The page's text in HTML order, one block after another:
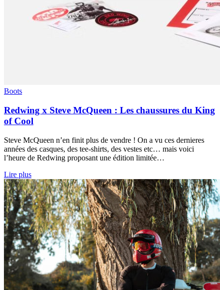
Boots
Redwing x Steve McQueen : Les chaussures du King
of Cool
Steve McQueen n’en finit plus de vendre ! On a vu ces dernieres
années des casques, des tee-shirts, des vestes etc… mais voici
l’heure de Redwing proposant une édition limitée…
Lire plus